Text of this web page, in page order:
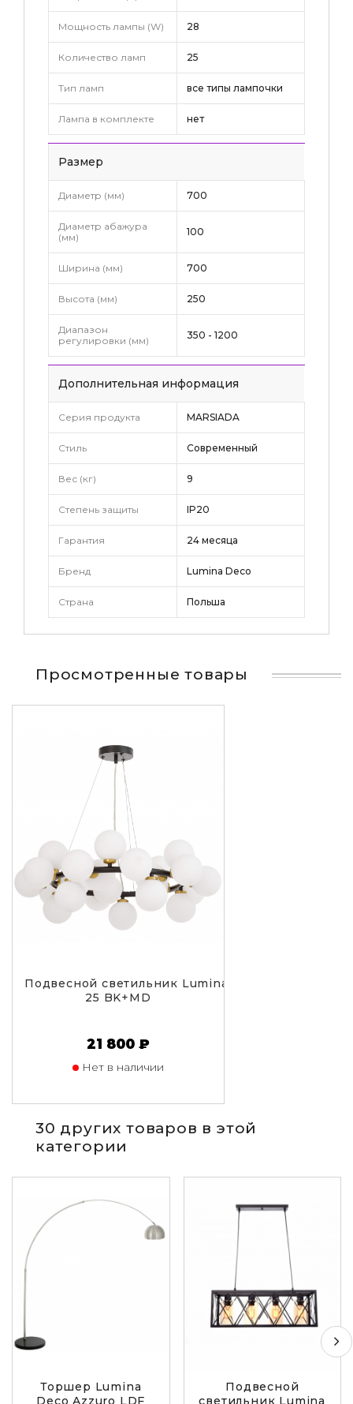
Мощность лампы (W) 28
Количество ламп 25
Тип ламп все типы лампочки
Лампа в комплекте нет
Pазмер
Диаметр (мм) 700
Диаметр абажура
(мм)
100
Ширина (мм) 700
Высота (мм) 250
Диапазон
регулировки (мм)
350 - 1200
Дополнительная информация
Серия продукта MARSIADA
Стиль Современный
Вес (кг) 9
Степень защиты IP20
Гарантия 24 месяца
Бренд Lumina Deco
Страна Польша
Просмотренные товары
Подвесной светильник Lumina Deco Marsiada
25 BK+MD
21 800 ₽
Нет в наличии
30 других товаров в этой
категории
Торшер Lumina
Deco Azzuro LDF
Подвесной
светильник Lumina